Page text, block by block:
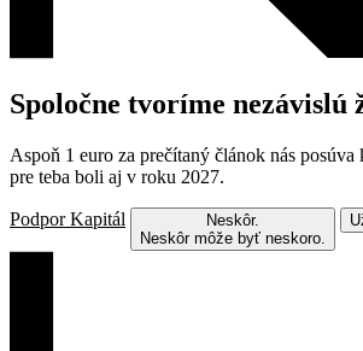
Spoločne tvoríme nezávislú
Aspoň 1 euro za prečítaný článok nás posúva
pre teba boli aj v roku 2027.
Podpor Kapitál
Neskôr.
Neskôr môže byť neskoro.